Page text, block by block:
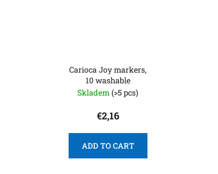
Carioca Joy markers,
10 washable
Skladem (>5 pcs)
€2,16
ADD TO CART